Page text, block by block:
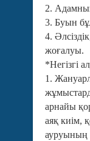
2.
3. Буын
4.
жоғалуы.
*Негізгі
1.
арнайы
аяқ киім,
ауруының